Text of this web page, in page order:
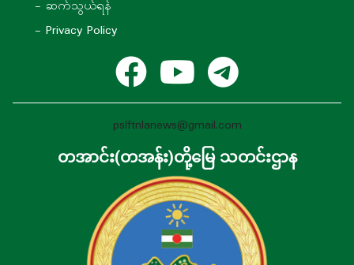
- ဆက်သွယ်ရန်
- Privacy Policy
pslftnlanews@gmail.com
တအာင်း(တအန်း)တို့မြေ သတင်းဌာန